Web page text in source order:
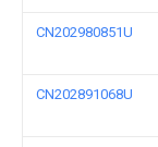
CN202980851U
CN202891068U